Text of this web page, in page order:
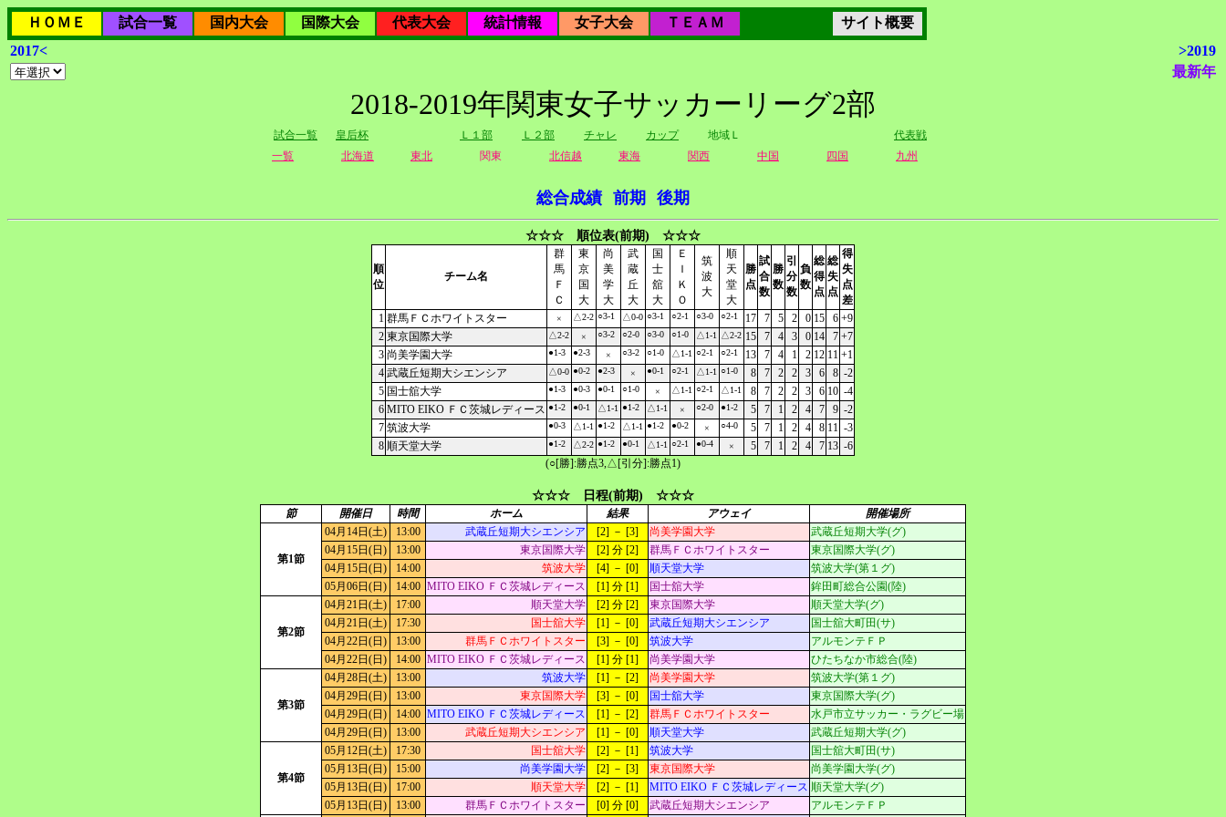
ＨＯＭＥ 試合一覧 国内大会 国際大会 代表大会 統計情報 女子大会 ＴＥＡＭ
サイト概要
2017<
>2019
最新年
2018-2019年関東女子サッカーリーグ2部
試合一覧 皇后杯 Ｌ１部 Ｌ２部 チャレ カップ 地域Ｌ
代表戦
一覧
北海道 東北 関東 北信越 東海 関西 中国 四国 九州
総合成績 前期 後期
☆☆☆ 順位表(前期) ☆☆☆
順
位
チーム名
群
馬
Ｆ
Ｃ
東
京
国
大
尚
美
学
大
武
蔵
丘
大
国
士
舘
大
Ｅ
Ｉ
Ｋ
Ｏ
筑
波
大
順
天
堂
大
勝
点
試
合
数
勝
数
引
分
数
負
数
総
得
点
総
失
点
得
失
点
差
1 群馬ＦＣホワイトスター × △2-2 ○3-1 △0-0 ○3-1 ○2-1 ○3-0 ○2-1 17 7 5 2 0 15 6 +9
2 東京国際大学 △2-2 × ○3-2 ○2-0 ○3-0 ○1-0 △1-1 △2-2 15 7 4 3 0 14 7 +7
3 尚美学園大学 ●1-3 ●2-3 × ○3-2 ○1-0 △1-1 ○2-1 ○2-1 13 7 4 1 2 12 11 +1
4 武蔵丘短期大シエンシア △0-0 ●0-2 ●2-3 × ●0-1 ○2-1 △1-1 ○1-0 8 7 2 2 3 6 8 -2
5 国士舘大学 ●1-3 ●0-3 ●0-1 ○1-0 × △1-1 ○2-1 △1-1 8 7 2 2 3 6 10 -4
6 MITO EIKO ＦＣ茨城レディース ●1-2 ●0-1 △1-1 ●1-2 △1-1 × ○2-0 ●1-2 5 7 1 2 4 7 9 -2
7 筑波大学 ●0-3 △1-1 ●1-2 △1-1 ●1-2 ●0-2 × ○4-0 5 7 1 2 4 8 11 -3
8 順天堂大学 ●1-2 △2-2 ●1-2 ●0-1 △1-1 ○2-1 ●0-4 × 5 7 1 2 4 7 13 -6
(○[勝]:勝点3,△[引分]:勝点1)
☆☆☆ 日程(前期) ☆☆☆
節 開催日 時間 ホーム 結果 アウェイ 開催場所
第1節
04月14日(土) 13:00 武蔵丘短期大シエンシア [2] － [3] 尚美学園大学
武蔵丘短期大学(グ)
04月15日(日)
13:00 東京国際大学 [2] 分 [2] 群馬ＦＣホワイトスター
東京国際大学(グ)
04月15日(日)
14:00 筑波大学 [4] － [0] 順天堂大学
筑波大学(第１グ)
05月06日(日)
14:00 MITO EIKO ＦＣ茨城レディース [1] 分 [1] 国士舘大学 鉾田町総合公園(陸)
第2節
04月21日(土) 17:00 順天堂大学 [2] 分 [2] 東京国際大学
順天堂大学(グ)
04月21日(土)
17:30 国士舘大学 [1] － [0] 武蔵丘短期大シエンシア
国士舘大町田(サ)
04月22日(日)
13:00 群馬ＦＣホワイトスター [3] － [0] 筑波大学
アルモンテＦＰ
04月22日(日)
14:00 MITO EIKO ＦＣ茨城レディース [1] 分 [1] 尚美学園大学 ひたちなか市総合(陸)
第3節
04月28日(土) 13:00 筑波大学 [1] － [2] 尚美学園大学
筑波大学(第１グ)
04月29日(日)
13:00 東京国際大学 [3] － [0] 国士舘大学
東京国際大学(グ)
04月29日(日)
14:00 MITO EIKO ＦＣ茨城レディース [1] － [2] 群馬ＦＣホワイトスター
水戸市立サッカー・ラグビー場
04月29日(日)
13:00 武蔵丘短期大シエンシア [1] － [0] 順天堂大学 武蔵丘短期大学(グ)
第4節
05月12日(土) 17:30 国士舘大学 [2] － [1] 筑波大学
国士舘大町田(サ)
05月13日(日)
15:00 尚美学園大学 [2] － [3] 東京国際大学
尚美学園大学(グ)
05月13日(日)
17:00 順天堂大学 [2] － [1] MITO EIKO ＦＣ茨城レディース 順天堂大学(グ)
05月13日(日)
13:00 群馬ＦＣホワイトスター [0] 分 [0] 武蔵丘短期大シエンシア アルモンテＦＰ